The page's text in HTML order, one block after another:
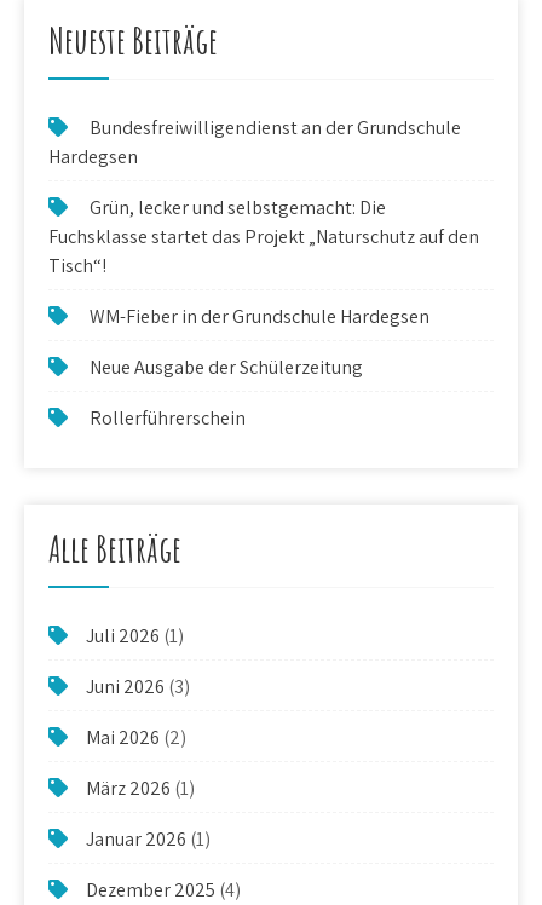
Neueste Beiträge
Bundesfreiwilligendienst an der Grundschule
Hardegsen
Grün, lecker und selbstgemacht: Die
Fuchsklasse startet das Projekt „Naturschutz auf den
Tisch“!
WM-Fieber in der Grundschule Hardegsen
Neue Ausgabe der Schülerzeitung
Rollerführerschein
Alle Beiträge
Juli 2026 (1)
Juni 2026 (3)
Mai 2026 (2)
März 2026 (1)
Januar 2026 (1)
Dezember 2025 (4)